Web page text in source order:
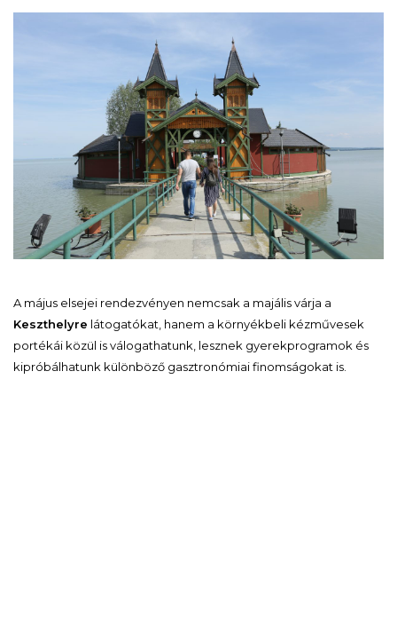
A május elsejei rendezvényen nemcsak a majális várja a
Keszthelyre látogatókat, hanem a környékbeli kézművesek
portékái közül is válogathatunk, lesznek gyerekprogramok és
kipróbálhatunk különböző gasztronómiai finomságokat is.